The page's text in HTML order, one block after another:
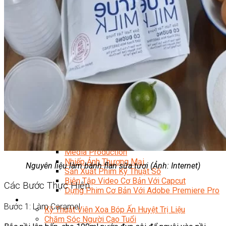
Facebook Marketing
Search Engine Optimization (SEO)
Quản Trị Fanpage
Facebook Ads
Google Ads
Content Marketing Đa Kênh
Digital Marketing Foundation
Bán Hàng Đa Kênh
Adobe Photoshop – Illustrator
Marketing Online Ngành F&B
Marketing Online Ngành Chăm Sóc Sắc Đẹp
Chuyên Đề Digital Marketing
Media Production
Chuyên Viên Tổ Chức Sự Kiện
Truyền Thông Đa Phương Tiện
Media Production
Nhiếp Ảnh Thương Mại
Sản Xuất Phim Kỹ Thuật Số
Biên Tập Video Cơ Bản Với Capcut
Dựng Phim Cơ Bản Với Adobe Premiere Pro
Kỹ Thuật Viên Xoa Bóp Ấn Huyệt Trị Liệu
Chăm Sóc Người Cao Tuổi
Nguyên liệu làm bánh flan sữa tươi (Ảnh: Internet)
Các Bước Thực Hiện
Bước 1: Làm Caramel